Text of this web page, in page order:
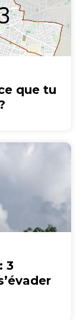
que tu
3